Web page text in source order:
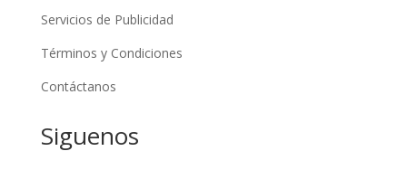
Servicios de Publicidad
Términos y Condiciones
Contáctanos
Siguenos